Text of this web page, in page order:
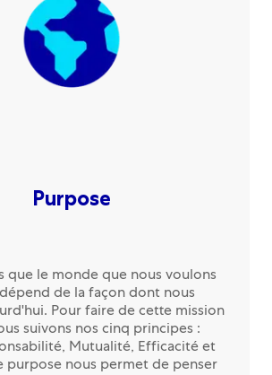
Purpose
que le monde que nous voulons
de la façon dont nous
Pour faire de cette mission
suivons nos cinq principes :
Mutualité, Efficacité et
purpose nous permet de penser